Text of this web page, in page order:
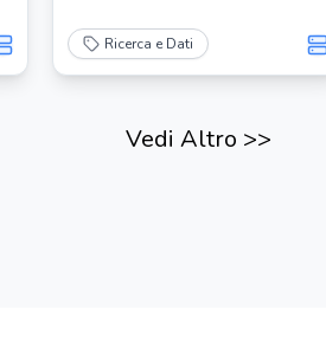
Ricerca e Dati
Vedi Altro >>